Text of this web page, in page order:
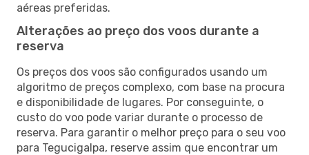
aéreas preferidas.
Alterações ao preço dos voos durante a
reserva
Os preços dos voos são configurados usando um
algoritmo de preços complexo, com base na procura
e disponibilidade de lugares. Por conseguinte, o
custo do voo pode variar durante o processo de
reserva. Para garantir o melhor preço para o seu voo
para Tegucigalpa, reserve assim que encontrar um